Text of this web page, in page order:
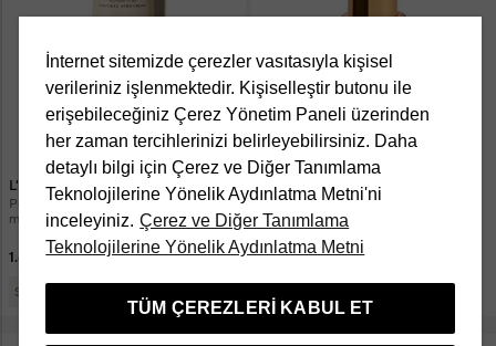
L'Occitane
Portakal Çiçeği Orkide El Kremi 150
ml
1.680 TL
Sepette
Fedua
Apricot Cuticle Oil Tırnak Bakım Yağı
15 ml
890 TL
İnternet sitemizde çerezler vasıtasıyla kişisel
verileriniz işlenmektedir. Kişiselleştir butonu ile
erişebileceğiniz Çerez Yönetim Paneli üzerinden
her zaman tercihlerinizi belirleyebilirsiniz. Daha
detaylı bilgi için Çerez ve Diğer Tanımlama
Teknolojilerine Yönelik Aydınlatma Metni'ni
inceleyiniz. Çerez ve Diğer Tanımlama
Teknolojilerine Yönelik Aydınlatma Metni
TÜM ÇEREZLERI KABUL ET